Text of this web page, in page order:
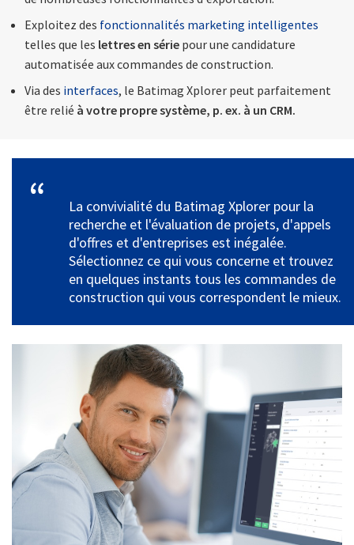
Exploitez des fonctionnalités marketing intelligentes
telles que les lettres en série pour une candidature
automatisée aux commandes de construction.
Via des interfaces, le Batimag Xplorer peut parfaitement
être relié à votre propre système, p. ex. à un CRM.
La convivialité du Batimag Xplorer pour la
recherche et l'évaluation de projets, d'appels
d'offres et d'entreprises est inégalée.
Sélectionnez ce qui vous concerne et trouvez
en quelques instants tous les commandes de
construction qui vous correspondent le mieux.